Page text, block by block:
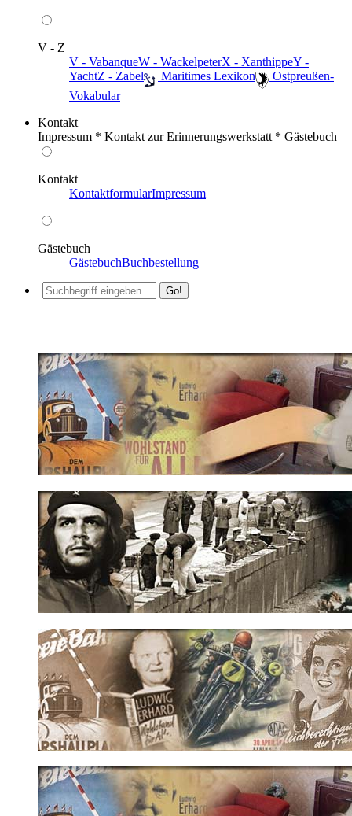
V - Z
V - VabanqueW - WackelpeterX - XanthippeY -
YachtZ - Zabel ️ Maritimes Lexikon
️ Ostpreußen-
Vokabular
Kontakt
Impressum * Kontakt zur Erinnerungswerkstatt * Gästebuch
Kontakt
KontaktformularImpressum
Gästebuch
GästebuchBuchbestellung